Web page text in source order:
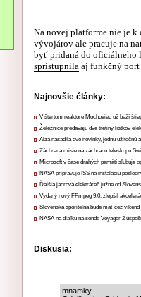
Na novej platforme nie je
vývojárov ale pracuje na
byť pridaná do oficiálneho
sprístupnila aj funkčný port
Najnovšie články:
V štvrtom reaktore Mochoviec už beží
Železnice predávajú dve tretiny lístkov
Alza nasadila dve novinky, jednu užitočnú
Záchrana misie na záchranu teleskopu
Microsoft v čase drahých pamätí sľubuje
NASA pripravuje ISS na inštaláciu
Ďalšia jadrová elektráreň južne od
Vydaný nový FFmpeg 9.0, zlepšil
Slovenská sporiteľňa bude mať cez víkend
NASA na diaľku na sonde Voyager 2
Diskusia:
mnamky